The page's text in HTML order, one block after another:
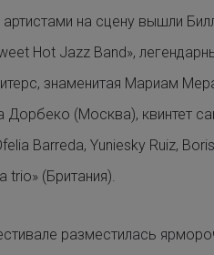
на сцену вышли
Hot Jazz Band»,
знаменитая Мариам
Дорбеко (Москва), квинтет
Barreda, Yuniesky Ruiz,
trio» (Британия).
разместилась